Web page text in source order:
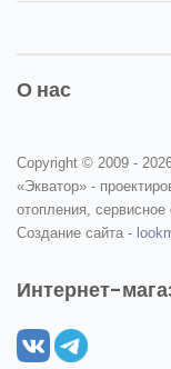
О нас
Copyright © 2009 -
«Экватор» -
отопления, сервисное
Создание сайта -
Интернет-